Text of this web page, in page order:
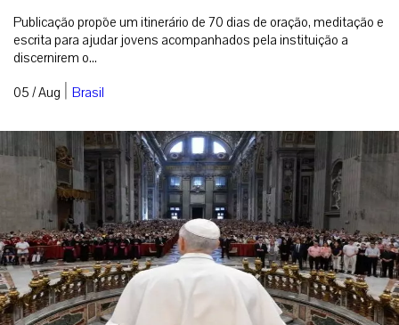
Publicação propõe um itinerário de 70 dias de oração, meditação e
escrita para ajudar jovens acompanhados pela instituição a
discernirem o...
05 / Aug | Brasil